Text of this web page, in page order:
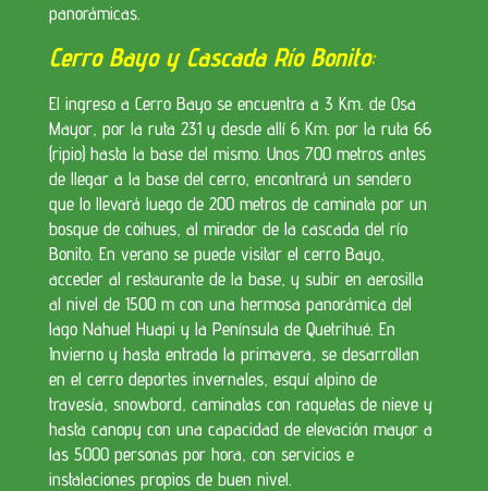
panorámicas.
Cerro Bayo y Cascada Río Bonito:
El ingreso a Cerro Bayo se encuentra a 3 Km. de Osa
Mayor, por la ruta 231 y desde allí 6 Km. por la ruta 66
(ripio) hasta la base del mismo. Unos 700 metros antes
de llegar a la base del cerro, encontrará un sendero
que lo llevará luego de 200 metros de caminata por un
bosque de coihues, al mirador de la cascada del río
Bonito. En verano se puede visitar el cerro Bayo,
acceder al restaurante de la base, y subir en aerosilla
al nivel de 1500 m con una hermosa panorámica del
lago Nahuel Huapi y la Península de Quetrihué. En
Invierno y hasta entrada la primavera, se desarrollan
en el cerro deportes invernales, esquí alpino de
travesía, snowbord, caminatas con raquetas de nieve y
hasta canopy con una capacidad de elevación mayor a
las 5000 personas por hora, con servicios e
instalaciones propios de buen nivel.